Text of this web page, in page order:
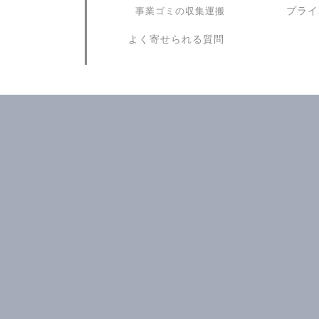
事業ゴミの収集運搬
よく寄せられる質問
プラ